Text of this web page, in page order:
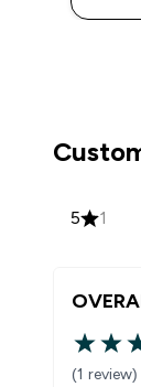
5 1
5 out
(1 review)